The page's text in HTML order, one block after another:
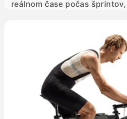
reálnom čase počas